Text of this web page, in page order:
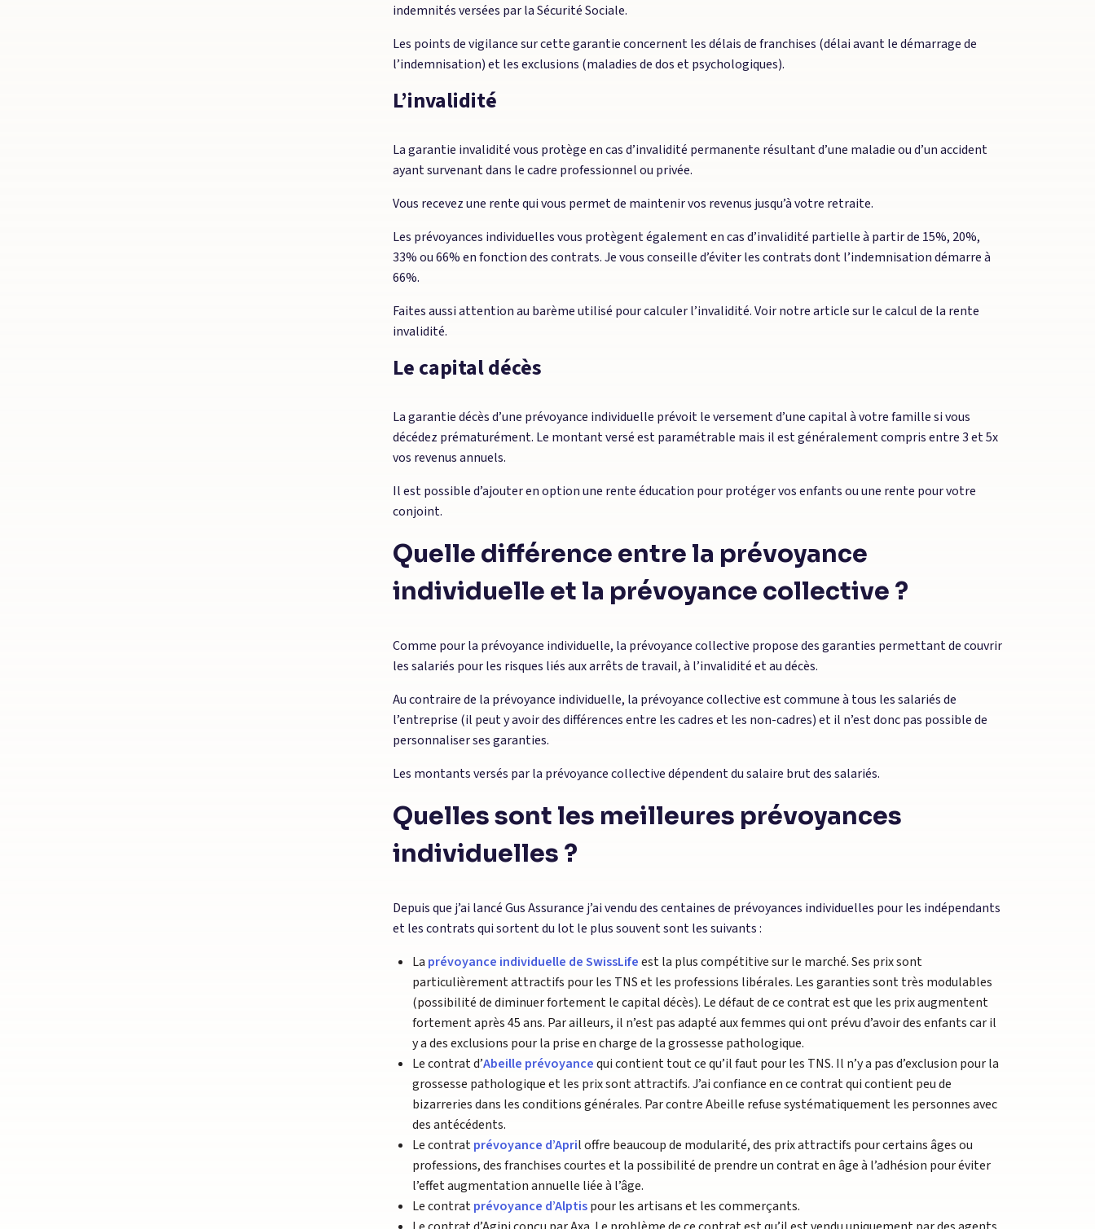
indemnités versées par la Sécurité Sociale.
Les points de vigilance sur cette garantie concernent les délais de franchises (délai avant le démarrage de
l’indemnisation) et les exclusions (maladies de dos et psychologiques).
L’invalidité
La garantie invalidité vous protège en cas d’invalidité permanente résultant d’une maladie ou d’un accident
ayant survenant dans le cadre professionnel ou privée.
Vous recevez une rente qui vous permet de maintenir vos revenus jusqu’à votre retraite.
Les prévoyances individuelles vous protègent également en cas d’invalidité partielle à partir de 15%, 20%,
33% ou 66% en fonction des contrats. Je vous conseille d’éviter les contrats dont l’indemnisation démarre à
66%.
Faites aussi attention au barème utilisé pour calculer l’invalidité. Voir notre article sur le calcul de la rente
invalidité.
Le capital décès
La garantie décès d’une prévoyance individuelle prévoit le versement d’une capital à votre famille si vous
décédez prématurément. Le montant versé est paramétrable mais il est généralement compris entre 3 et 5x
vos revenus annuels.
Il est possible d’ajouter en option une rente éducation pour protéger vos enfants ou une rente pour votre
conjoint.
Quelle différence entre la prévoyance
individuelle et la prévoyance collective ?
Comme pour la prévoyance individuelle, la prévoyance collective propose des garanties permettant de couvrir
les salariés pour les risques liés aux arrêts de travail, à l’invalidité et au décès.
Au contraire de la prévoyance individuelle, la prévoyance collective est commune à tous les salariés de
l’entreprise (il peut y avoir des différences entre les cadres et les non-cadres) et il n’est donc pas possible de
personnaliser ses garanties.
Les montants versés par la prévoyance collective dépendent du salaire brut des salariés.
Quelles sont les meilleures prévoyances
individuelles ?
Depuis que j’ai lancé Gus Assurance j’ai vendu des centaines de prévoyances individuelles pour les indépendants
et les contrats qui sortent du lot le plus souvent sont les suivants :
La prévoyance individuelle de SwissLifeest la plus compétitive sur le marché. Ses prix sont
particulièrement attractifs pour les TNS et les professions libérales. Les garanties sont très modulables
(possibilité de diminuer fortement le capital décès). Le défaut de ce contrat est que les prix augmentent
fortement après 45 ans. Par ailleurs, il n’est pas adapté aux femmes qui ont prévu d’avoir des enfants car il
y a des exclusions pour la prise en charge de la grossesse pathologique.
Le contrat d’Abeille prévoyancequi contient tout ce qu’il faut pour les TNS. Il n’y a pas d’exclusion pour la
grossesse pathologique et les prix sont attractifs. J’ai confiance en ce contrat qui contient peu de
bizarreries dans les conditions générales. Par contre Abeille refuse systématiquement les personnes avec
des antécédents.
Le contratprévoyance d’April offre beaucoup de modularité, des prix attractifs pour certains âges ou
professions, des franchises courtes et la possibilité de prendre un contrat en âge à l’adhésion pour éviter
l’effet augmentation annuelle liée à l’âge.
Le contratprévoyance d’Alptispour les artisans et les commerçants.